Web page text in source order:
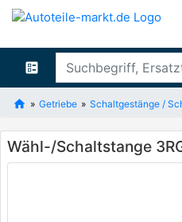
ballot
Getriebe Schaltgestänge /
Wähl-/Schaltstange